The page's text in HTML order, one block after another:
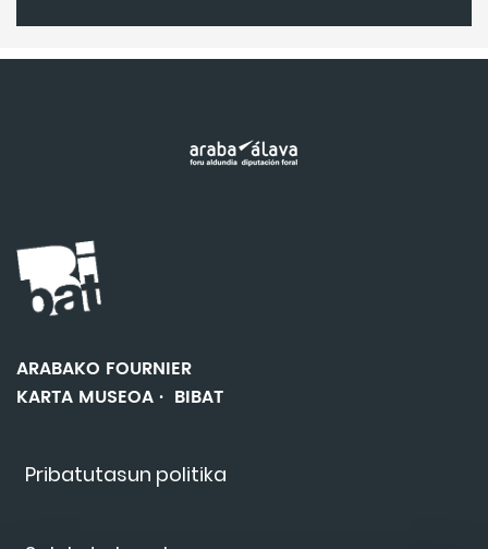
Pribatutasun politika
ARABAKO FOURNIER
KARTA MUSEOA · BIBAT